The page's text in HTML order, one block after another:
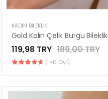
KADIN BILEKLIK
Gold Kalın Çelik Burgu Bileklik
119,98 TRY 189,00 TRY
( 40 Oy )